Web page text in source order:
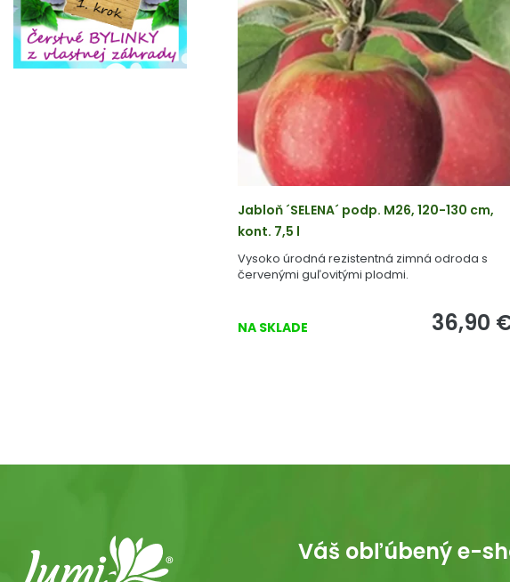
Jabloň ´SELENA´ podp. M26, 120-130 cm,
kont. 7,5 l
Vysoko úrodná rezistentná zimná odroda s
červenými guľovitými plodmi.
NA SKLADE 36,90
Váš obľúbený e-